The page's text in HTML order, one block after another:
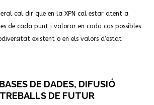
cal dir que en la XPN cal estar atent a
de cada punt i valorar en cada cas possibles
existent o en els valors d’estat
DE DADES, DIFUSIÓ
DE FUTUR